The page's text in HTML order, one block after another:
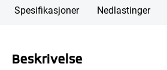
Spesifikasjoner Nedlastinger
Beskrivelse